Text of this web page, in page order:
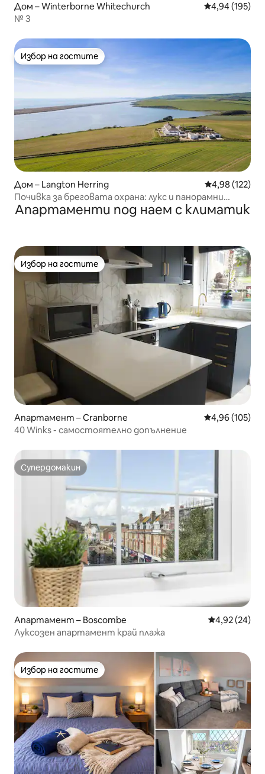
Дом – Winterborne Whitechurch Средна
4,94 (195)
№ 3
Избор на гостите
Избор на гостите
Дом – Langton Herring Средна
4,98 (122)
Почивка за бреговата охрана: лукс и панорамни
гледки към морето
Апартаменти под наем с климатик
Избор на гостите
Избор на гостите
Апартамент – Cranborne Средна
4,96 (105)
40 Winks - самостоятелно допълнение
Супердомакин
Супердомакин
Апартамент – Boscombe Средна
4,92 (24)
Луксозен апартамент край плажа
Избор на гостите
Избор на гостите